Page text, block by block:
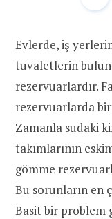
Evlerde, iş
tuvaletlerin
rezervuarlardır.
rezervuarlarda
Zamanla sudaki
takımlarının
gömme
Bu sorunların en
Basit bir problem